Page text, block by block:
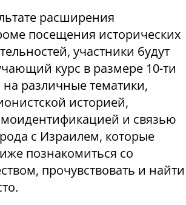
расширения
посещения исторических
участники будут
курс в размере 10-ти
на различные тематики,
историей,
и связью
с Израилем, которые
познакомиться со
прочувствовать и найти